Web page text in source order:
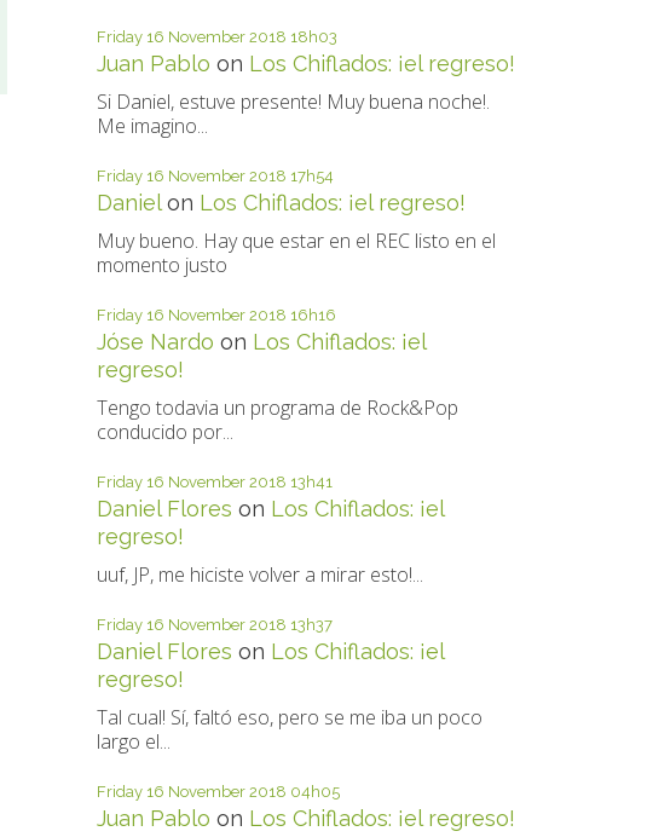
Friday 16 November 2018 18h03
Juan Pablo on Los Chiflados: ¡el regreso!
Si Daniel, estuve presente! Muy buena noche!.
Me imagino...
Friday 16 November 2018 17h54
Danielon Los Chiflados: ¡el regreso!
Muy bueno. Hay que estar en el REC listo en el
momento justo
Friday 16 November 2018 16h16
Jóse Nardo on Los Chiflados: ¡el
regreso!
Tengo todavia un programa de Rock&Pop
conducido por...
Friday 16 November 2018 13h41
Daniel Flores on Los Chiflados: ¡el
regreso!
uuf, JP, me hiciste volver a mirar esto!...
Friday 16 November 2018 13h37
Daniel Flores on Los Chiflados: ¡el
regreso!
Tal cual! Sí, faltó eso, pero se me iba un poco
largo el...
Friday 16 November 2018 04h05
Juan Pablo on Los Chiflados: ¡el regreso!